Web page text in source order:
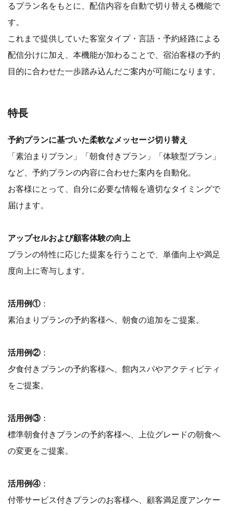
るプラン名をもとに、配信内容を自動で切り替える機能で
す。
これまで提供していた客室タイプ・言語・予約経路による
配信分けに加え、本機能が加わることで、宿泊客様の予約
目的に合わせた一歩踏み込んだご案内が可能になります。
特長
予約プランに基づいた柔軟なメッセージ切り替え
「素泊まりプラン」「朝食付きプラン」「体験型プラン」
など、予約プランの内容に合わせた案内を自動化。
お客様にとって、自分に必要な情報を適切なタイミングで
届けます。
アップセルおよび顧客体験の向上
プランの特性に応じた提案を行うことで、単価向上や満足
度向上に寄与します。
活用例①：
素泊まりプランの予約客様へ、朝食の追加をご提案。
活用例②：
夕食付きプランの予約客様へ、館内スパやアクティビティ
をご提案。
活用例③：
標準朝食付きプランの予約客様へ、上位グレードの朝食へ
の変更をご提案。
活用例④：
付帯サービス付きプランのお客様へ、顧客満足度アンケー